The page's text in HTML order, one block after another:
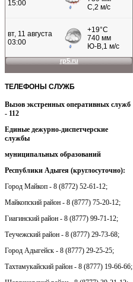
ТЕЛЕФОНЫ СЛУЖБ
Вызов экстренных оперативных служб
- 112
Единые дежурно-диспетчерские
службы
муниципальных образований
Республики Адыгея (круглосуточно):
Город Майкоп - 8 (8772) 52-61-12;
Майкопский район - 8 (8777) 75-20-12;
Гиагинский район - 8 (8777) 99-71-12;
Теучежский район - 8 (8777) 29-73-68;
Город Адыгейск - 8 (8777) 29-25-25;
Тахтамукайский район - 8 (8777) 19-66-66;